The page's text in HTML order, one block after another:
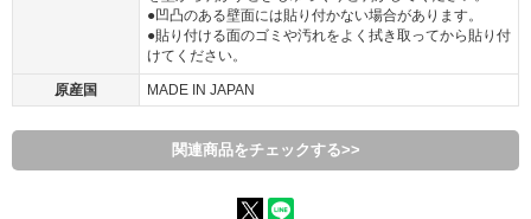
●凹凸のある壁面には貼り付かない場合があります。
●貼り付ける面のゴミや汚れをよく拭き取ってから貼り付
けてください。
原産国 MADE IN JAPAN
関連商品をチェックする>>